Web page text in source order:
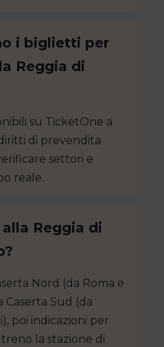
i biglietti per
Reggia di
su TicketOne a
di prevendita
settori e
reale.
Reggia di
Nord (da Roma e
Caserta Sud (da
poi indicazioni per
la stazione di